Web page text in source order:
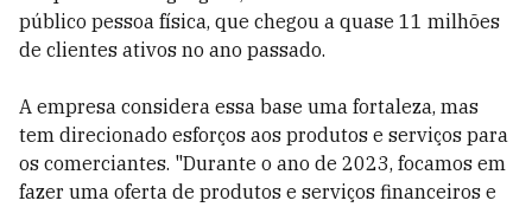
público pessoa física, que chegou a quase 11 milhões
de clientes ativos no ano passado.
A empresa considera essa base uma fortaleza, mas
tem direcionado esforços aos produtos e serviços para
os comerciantes. "Durante o ano de 2023, focamos em
fazer uma oferta de produtos e serviços financeiros e